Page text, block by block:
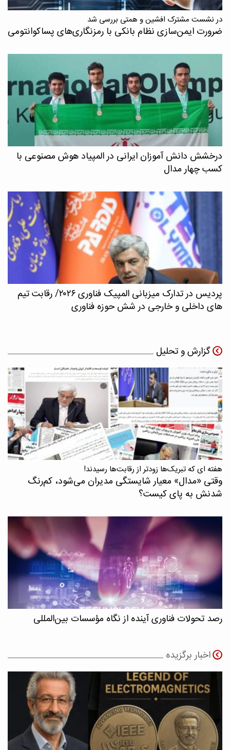
در نشست مشترک افشین و همتی بررسی شد
ضرورت ایمن‌سازی نظام بانکی با رمزنگاری‌های پسا‌کوانتومی
درخشش دانش آموزان ایرانی در المپیاد هوش مصنوعی با
کسب چهار مدال
پردیس در تدارک میزبانی المپیک فناوری ۲۰۲۶/ رقابت تیم
های داخلی و خارجی در شش حوزه فناوری
گزارش و تحلیل
هفته ای که تبریک‌ها زودتر از رقابت‌ها رسیدند!
وقتی «مدال‌» معیار شایستگی مدیران می‌شود، کم‌رنگ
شدنش به پای کیست؟
رصد تحولات فناوری آینده از نگاه مؤسسات بین‌المللی
اخبار برگزیده